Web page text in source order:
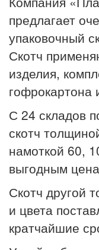
предлагает
упаковочный
Скотч
изделия,
гофрокартона
С 24 складов
скотч
намоткой 60,
выгодным
Скотч другой
и цвета
кратчайшие